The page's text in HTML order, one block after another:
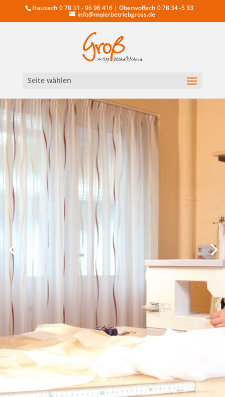
Hausach 0 78 31 - 96 96 416 | Oberwolfach 0 78 34 -5 33
info@malerbetriebgross.de
Seite wählen